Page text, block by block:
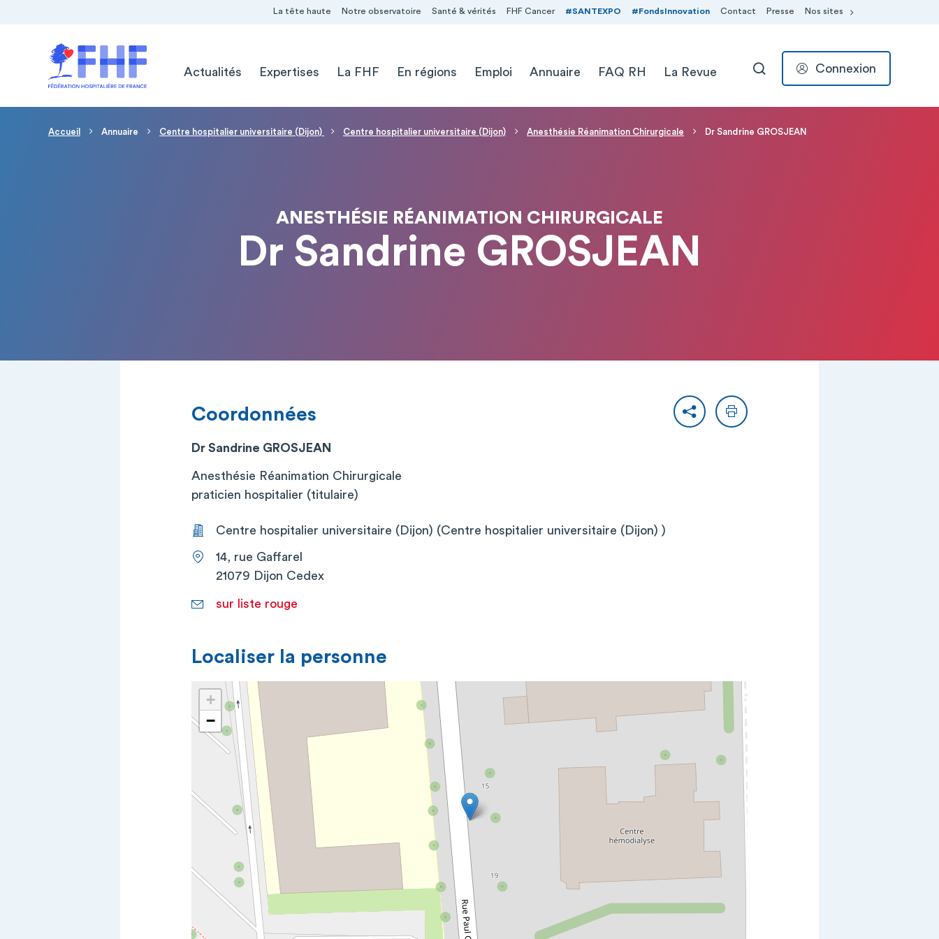
La tête haute Notre observatoire Santé & vérités FHF Cancer #SANTEXPO #FondsInnovation Contact Presse Nos sites
Actualités
Expertises La FHF En régions Emploi Annuaire FAQ RH La Revue RECHERCHER
Connexion
Fil d'Ariane
Accueil Annuaire Centre hospitalier universitaire (Dijon) Centre hospitalier universitaire (Dijon) Anesthésie Réanimation Chirurgicale Dr Sandrine GROSJEAN
ANESTHÉSIE RÉANIMATION CHIRURGICALE
Dr Sandrine GROSJEAN
PartagerImprimer
Coordonnées
Dr Sandrine GROSJEAN
Anesthésie Réanimation Chirurgicale
praticien hospitalier (titulaire)
Centre hospitalier universitaire (Dijon) (Centre hospitalier universitaire (Dijon) )
14, rue Gaffarel
21079 Dijon Cedex
sur liste rouge
Localiser la personne
+
−